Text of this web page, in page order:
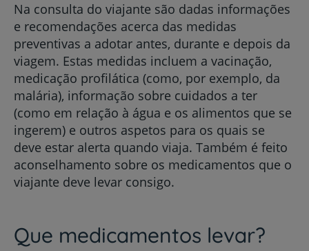
Na consulta do viajante são dadas informações
e recomendações acerca das medidas
preventivas a adotar antes, durante e depois da
viagem. Estas medidas incluem a vacinação,
medicação profilática (como, por exemplo, da
malária), informação sobre cuidados a ter
(como em relação à água e os alimentos que se
ingerem) e outros aspetos para os quais se
deve estar alerta quando viaja. Também é feito
aconselhamento sobre os medicamentos que o
viajante deve levar consigo.
Que medicamentos levar?